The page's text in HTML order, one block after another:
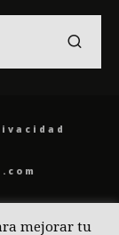
mejorar tu